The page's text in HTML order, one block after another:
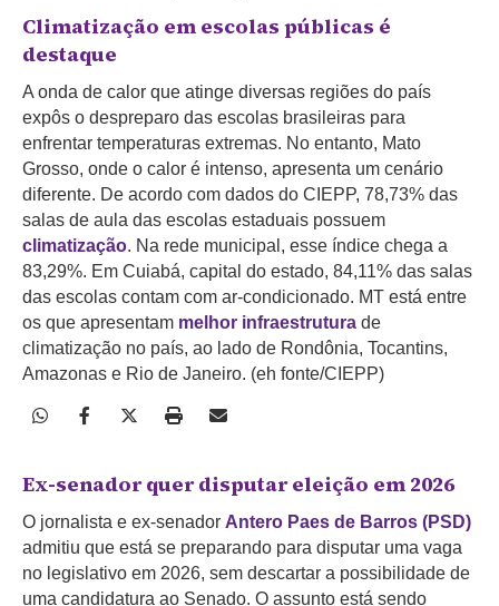
Climatização em escolas públicas é
destaque
A onda de calor que atinge diversas regiões do país
expôs o despreparo das escolas brasileiras para
enfrentar temperaturas extremas. No entanto, Mato
Grosso, onde o calor é intenso, apresenta um cenário
diferente. De acordo com dados do CIEPP, 78,73% das
salas de aula das escolas estaduais possuem
climatização. Na rede municipal, esse índice chega a
83,29%. Em Cuiabá, capital do estado, 84,11% das salas
das escolas contam com ar-condicionado. MT está entre
os que apresentam melhor infraestrutura de
climatização no país, ao lado de Rondônia, Tocantins,
Amazonas e Rio de Janeiro. (eh fonte/CIEPP)
Ex-senador quer disputar eleição em 2026
O jornalista e ex-senador Antero Paes de Barros (PSD)
admitiu que está se preparando para disputar uma vaga
no legislativo em 2026, sem descartar a possibilidade de
uma candidatura ao Senado. O assunto está sendo